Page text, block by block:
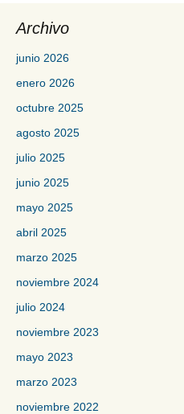
Archivo
junio 2026
enero 2026
octubre 2025
agosto 2025
julio 2025
junio 2025
mayo 2025
abril 2025
marzo 2025
noviembre 2024
julio 2024
noviembre 2023
mayo 2023
marzo 2023
noviembre 2022